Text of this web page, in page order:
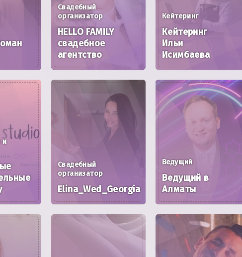
Свадебный
организатор
HELLO FAMILY
свадебное
агентство
Кейтеринг
Кейтеринг
Ильи
Исимбаева
и
Свадебный
организатор
Elina_Wed_Georgia
Ведущий
Ведущий в
Алматы